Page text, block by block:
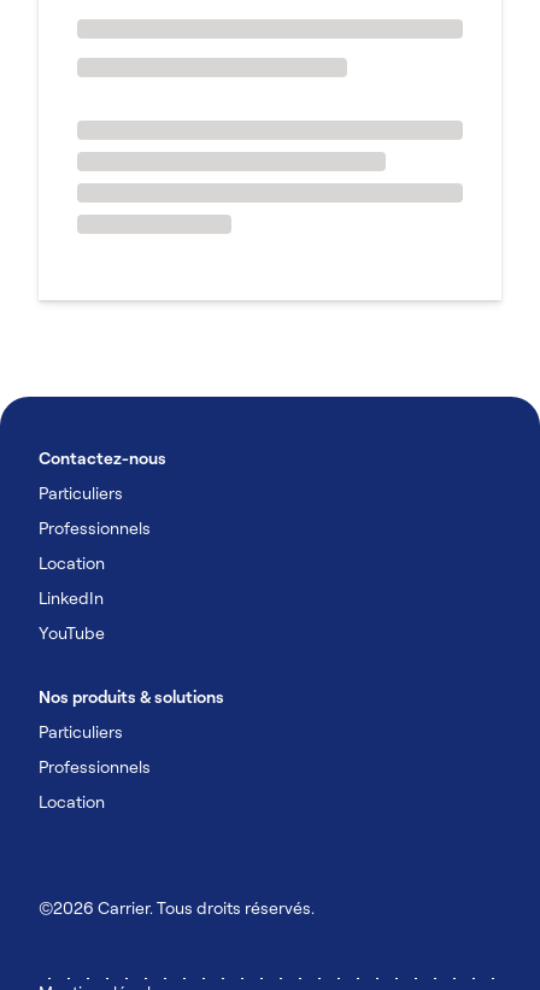
Contactez-nous
Particuliers
Professionnels
Location
LinkedIn
YouTube
Nos produits & solutions
Particuliers
Professionnels
Location
©2026 Carrier. Tous droits réservés.